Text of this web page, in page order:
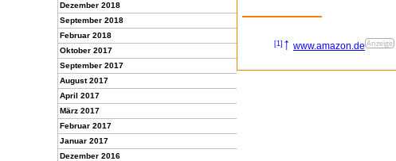
Dezember 2018
September 2018
Februar 2018
Oktober 2017
September 2017
August 2017
April 2017
März 2017
Februar 2017
Januar 2017
Dezember 2016
[1] ↑ www.amazon.de Anzeige